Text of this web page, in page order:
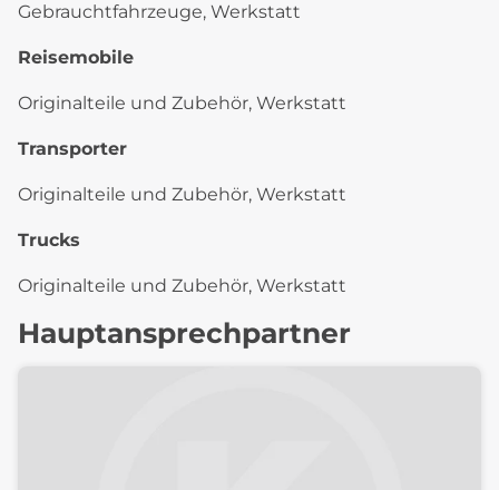
Gebrauchtfahrzeuge, Werkstatt
Reisemobile
Originalteile und Zubehör, Werkstatt
Transporter
Originalteile und Zubehör, Werkstatt
Trucks
Originalteile und Zubehör, Werkstatt
Hauptansprechpartner